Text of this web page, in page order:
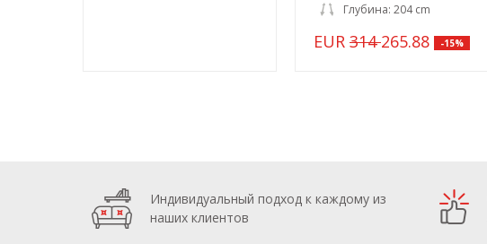
Глубина: 204 cm
EUR 314265.88 -15%
Индивидуальный подход к каждому из
наших клиентов